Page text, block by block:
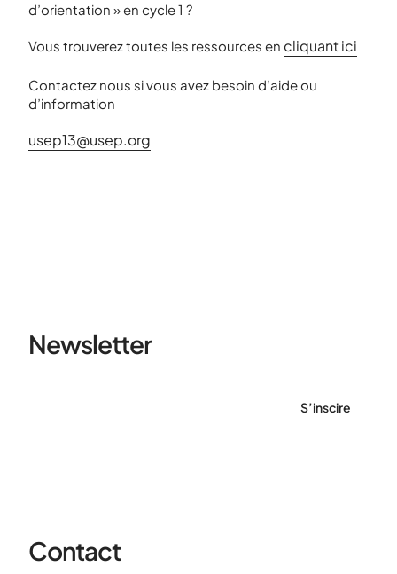
d’orientation » en cycle 1 ?
Vous trouverez toutes les ressources en cliquant ici
Contactez nous si vous avez besoin d’aide ou
d’information
usep13@usep.org
Newsletter
S’inscire
Contact